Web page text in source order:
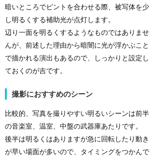
暗いところでピントを合わせる際、被写体を少
し明るくする補助光が点灯します。
辺り一面を明るくするようなものではありませ
んが、前述した理由から暗闇に光が浮かぶこと
で描かれる演出もあるので、しっかりと設定し
ておくのが吉です。
撮影におすすめのシーン
比較的、写真を撮りやすい明るいシーンは前半
の音楽室、温室、中盤の武器庫あたりです。
後半は明るくはありますが急に回転したり動き
が早い場面が多いので、タイミングをつかんで